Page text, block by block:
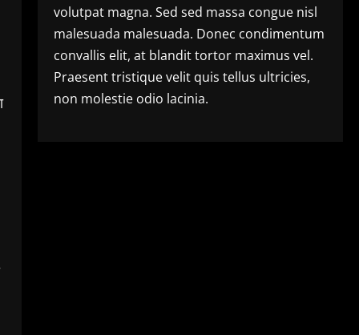
volutpat magna. Sed sed massa congue nisl
malesuada malesuada. Donec condimentum
convallis elit, at blandit tortor maximus vel.
Praesent tristique velit quis tellus ultricies,
non molestie odio lacinia.